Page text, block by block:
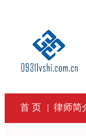
首 页 | 律师简